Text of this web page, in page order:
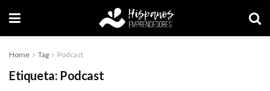
Home Tag Podcast
Etiqueta: Podcast